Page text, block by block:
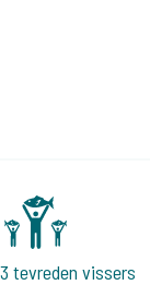
tevreden vissers